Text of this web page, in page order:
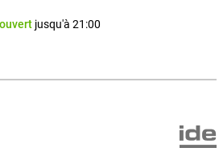
ouvert jusqu'à 21:00